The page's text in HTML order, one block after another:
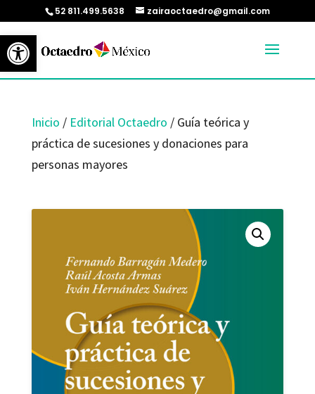
Abrir barra de herramientas
52 811.499.5638 zairaoctaedro@gmail.com
Inicio / Editorial Octaedro / Guía teórica y
práctica de sucesiones y donaciones para
personas mayores